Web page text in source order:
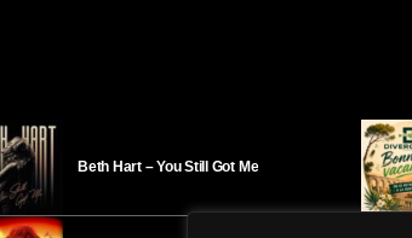
Beth Hart – You Still Got Me